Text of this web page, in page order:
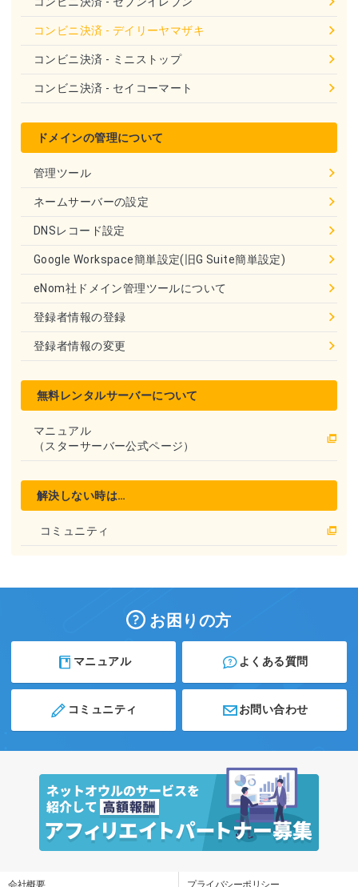
コンビニ決済 - デイリーヤマザキ
コンビニ決済 - ミニストップ
コンビニ決済 - セイコーマート
ドメインの管理について
管理ツール
ネームサーバーの設定
DNSレコード設定
Google Workspace簡単設定(旧G Suite簡単設定)
eNom社ドメイン管理ツールについて
登録者情報の登録
登録者情報の変更
無料レンタルサーバーについて
マニュアル
（スターサーバー公式ページ）
解決しない時は…
コミュニティ
お困りの方
マニュアル よくある質問
コミュニティ お問い合わせ